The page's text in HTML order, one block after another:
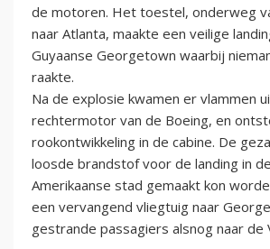
de motoren. Het toestel, onderweg
naar Atlanta, maakte een veilige
Guyaanse Georgetown waarbij
raakte.
Na de explosie kwamen er vlammen
rechtermotor van de Boeing, en
rookontwikkeling in de cabine. De
loosde brandstof voor de landing in
Amerikaanse stad gemaakt kon
een vervangend vliegtuig naar
gestrande passagiers alsnog naar de